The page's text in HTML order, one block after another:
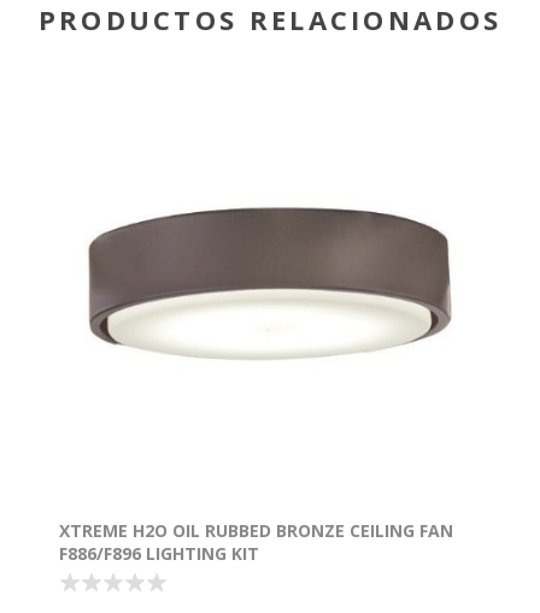
PRODUCTOS RELACIONADOS
XTREME H2O OIL RUBBED BRONZE CEILING FAN
F886/F896 LIGHTING KIT